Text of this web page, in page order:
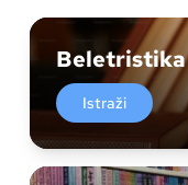
Beletristika
Istraži